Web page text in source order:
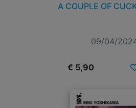
A COUPLE OF
09/04/
€ 5,90